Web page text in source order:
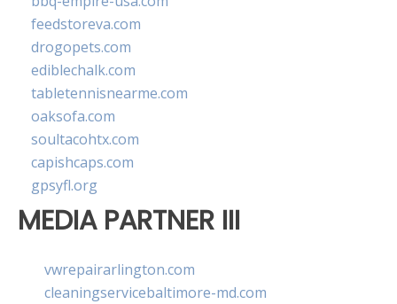
feedstoreva.com
drogopets.com
ediblechalk.com
tabletennisnearme.com
oaksofa.com
soultacohtx.com
capishcaps.com
gpsyfl.org
MEDIA PARTNER III
vwrepairarlington.com
cleaningservicebaltimore-md.com